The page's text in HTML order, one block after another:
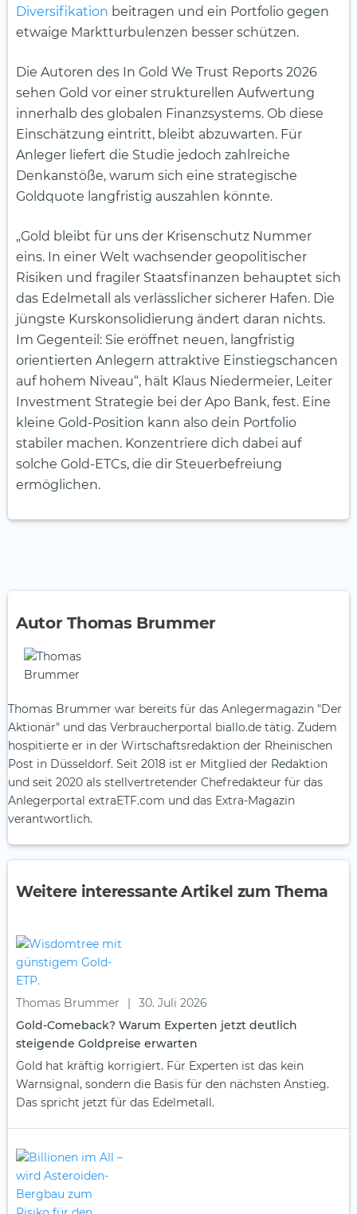
Diversifikation beitragen und ein Portfolio gegen
etwaige Marktturbulenzen besser schützen.
Die Autoren des In Gold We Trust Reports 2026
sehen Gold vor einer strukturellen Aufwertung
innerhalb des globalen Finanzsystems. Ob diese
Einschätzung eintritt, bleibt abzuwarten. Für
Anleger liefert die Studie jedoch zahlreiche
Denkanstöße, warum sich eine strategische
Goldquote langfristig auszahlen könnte.
„Gold bleibt für uns der Krisenschutz Nummer
eins. In einer Welt wachsender geopolitischer
Risiken und fragiler Staatsfinanzen behauptet sich
das Edelmetall als verlässlicher sicherer Hafen. Die
jüngste Kurskonsolidierung ändert daran nichts.
Im Gegenteil: Sie eröffnet neuen, langfristig
orientierten Anlegern attraktive Einstiegschancen
auf hohem Niveau“, hält Klaus Niedermeier, Leiter
Investment Strategie bei der Apo Bank, fest. Eine
kleine Gold-Position kann also dein Portfolio
stabiler machen. Konzentriere dich dabei auf
solche Gold-ETCs, die dir Steuerbefreiung
ermöglichen.
Autor Thomas Brummer
Thomas Brummer war bereits für das Anlegermagazin "Der
Aktionär" und das Verbraucherportal biallo.de tätig. Zudem
hospitierte er in der Wirtschaftsredaktion der Rheinischen
Post in Düsseldorf. Seit 2018 ist er Mitglied der Redaktion
und seit 2020 als stellvertretender Chefredakteur für das
Anlegerportal extraETF.com und das Extra-Magazin
verantwortlich.
Weitere interessante Artikel zum Thema
Thomas Brummer
30. Juli 2026
Gold-Comeback? Warum Experten jetzt deutlich
steigende Goldpreise erwarten
Gold hat kräftig korrigiert. Für Experten ist das kein
Warnsignal, sondern die Basis für den nächsten Anstieg.
Das spricht jetzt für das Edelmetall.